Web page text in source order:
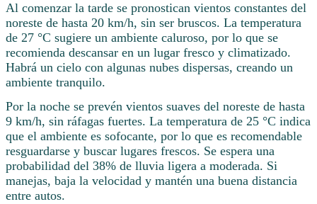
Al comenzar la tarde se pronostican vientos constantes del
noreste de hasta 20 km/h, sin ser bruscos. La temperatura
de 27 °C sugiere un ambiente caluroso, por lo que se
recomienda descansar en un lugar fresco y climatizado.
Habrá un cielo con algunas nubes dispersas, creando un
ambiente tranquilo.
Por la noche se prevén vientos suaves del noreste de hasta
9 km/h, sin ráfagas fuertes. La temperatura de 25 °C indica
que el ambiente es sofocante, por lo que es recomendable
resguardarse y buscar lugares frescos. Se espera una
probabilidad del 38% de lluvia ligera a moderada. Si
manejas, baja la velocidad y mantén una buena distancia
entre autos.